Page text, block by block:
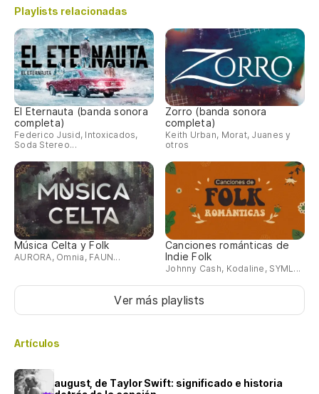
Playlists relacionadas
El Eternauta (banda sonora
completa)
Federico Jusid, Intoxicados,
Soda Stereo...
Zorro (banda sonora
completa)
Keith Urban, Morat, Juanes y
otros
Música Celta y Folk
AURORA, Omnia, FAUN...
Canciones románticas de
Indie Folk
Johnny Cash, Kodaline, SYML...
Ver más playlists
Artículos
august, de Taylor Swift: significado e historia